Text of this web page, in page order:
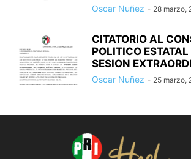
Oscar Nuñez - 28 marzo,
CITATORIO AL
POLITICO
SESION
Oscar Nuñez - 25 marzo,